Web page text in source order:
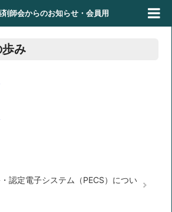
師会からのお知らせ・会員用
み
認定電子システム（PECS）につい